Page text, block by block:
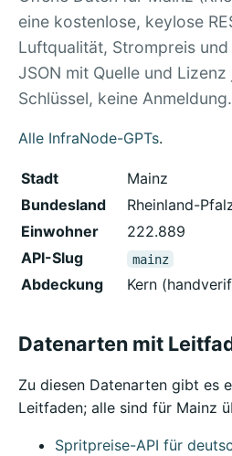
eine kostenlose, keylose
Luftqualität, Strompreis
JSON mit Quelle und
Schlüssel, keine Anmeldung.
Alle InfraNode-GPTs.
Stadt
Mainz
Bundesland
Rheinland-
Einwohner
222.889
API-Slug
mainz
Abdeckung Kern
Datenarten mit
Zu diesen Datenarten gibt es
Leitfaden; alle sind für Mainz
Spritpreise-API für